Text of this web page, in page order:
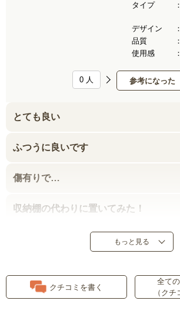
タイプ
デザイン
品質
使用感
参考になった
0 人
とても良い
ふつうに良いです
傷有りで…
収納棚の代わりに置いてみた！
見かけはとても良いですもっと見る
クチコミを書く
全て
（ク